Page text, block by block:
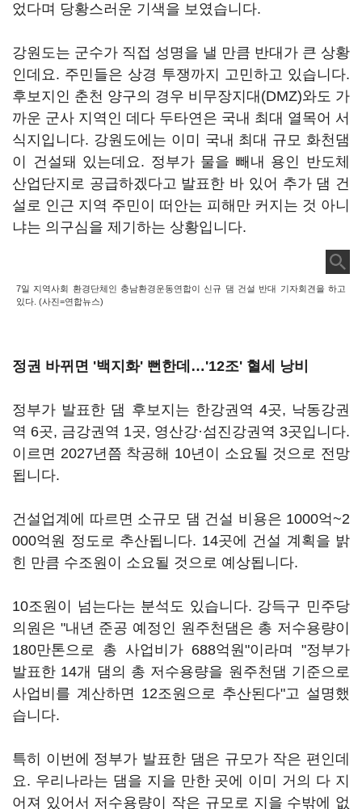
었다며 당황스러운 기색을 보였습니다.
강원도는 군수가 직접 성명을 낼 만큼 반대가 큰 상황
인데요. 주민들은 상경 투쟁까지 고민하고 있습니다.
후보지인 춘천 양구의 경우 비무장지대(DMZ)와도 가
까운 군사 지역인 데다 두타연은 국내 최대 열목어 서
식지입니다. 강원도에는 이미 국내 최대 규모 화천댐
이 건설돼 있는데요. 정부가 물을 빼내 용인 반도체
산업단지로 공급하겠다고 발표한 바 있어 추가 댐 건
설로 인근 지역 주민이 떠안는 피해만 커지는 것 아니
냐는 의구심을 제기하는 상황입니다.
7일 지역사회 환경단체인 충남환경운동연합이 신규 댐 건설 반대 기자회견을 하고
있다. (사진=연합뉴스)
정권 바뀌면 '백지화' 뻔한데…'12조' 혈세 낭비
정부가 발표한 댐 후보지는 한강권역 4곳, 낙동강권
역 6곳, 금강권역 1곳, 영산강·섬진강권역 3곳입니다.
이르면 2027년쯤 착공해 10년이 소요될 것으로 전망
됩니다.
건설업계에 따르면 소규모 댐 건설 비용은 1000억~2
000억원 정도로 추산됩니다. 14곳에 건설 계획을 밝
힌 만큼 수조원이 소요될 것으로 예상됩니다.
10조원이 넘는다는 분석도 있습니다. 강득구 민주당
의원은 "내년 준공 예정인 원주천댐은 총 저수용량이
180만톤으로 총 사업비가 688억원"이라며 "정부가
발표한 14개 댐의 총 저수용량을 원주천댐 기준으로
사업비를 계산하면 12조원으로 추산된다"고 설명했
습니다.
특히 이번에 정부가 발표한 댐은 규모가 작은 편인데
요. 우리나라는 댐을 지을 만한 곳에 이미 거의 다 지
어져 있어서 저수용량이 작은 규모로 지을 수밖에 없